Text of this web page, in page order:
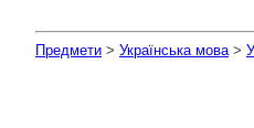
Предмети > Українська мова>